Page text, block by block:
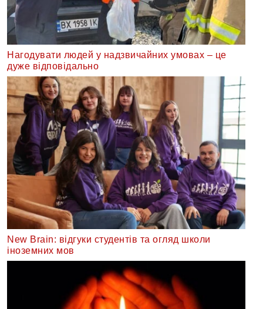
Нагодувати людей у надзвичайних умовах – це
дуже відповідально
New Brain: відгуки студентів та огляд школи
іноземних мов